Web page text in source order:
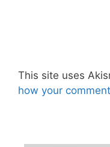
This site uses
how your